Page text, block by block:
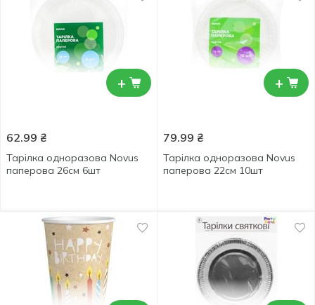
+
62.99 ₴
Тарілка одноразова Novus
паперова 26см 6шт
+
79.99 ₴
Тарілка одноразова Novus
паперова 22см 10шт